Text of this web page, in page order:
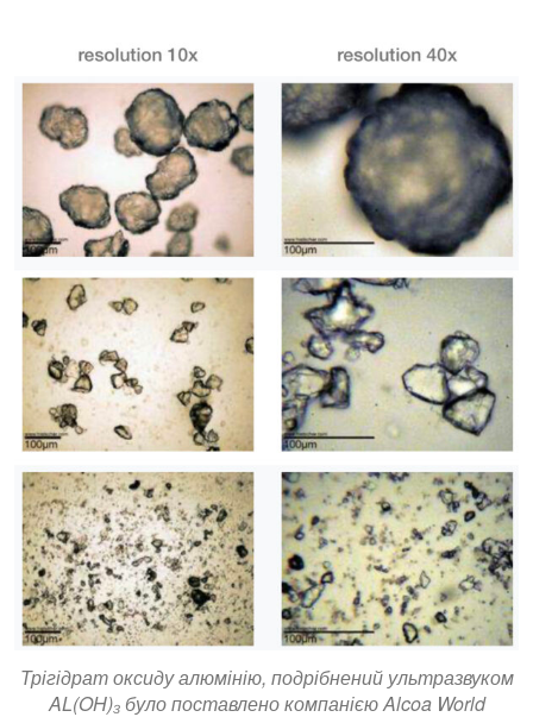
Трігідрат оксиду алюмінію, подрібнений ультразвуком
AL(OH)₃ було поставлено компанією Alcoa World